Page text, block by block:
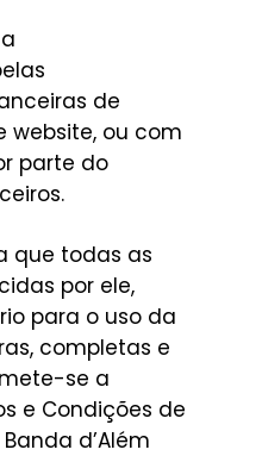
de
website, ou com
parte do
que todas as
por ele,
para o uso da
completas e
se a
e Condições de
d’Além